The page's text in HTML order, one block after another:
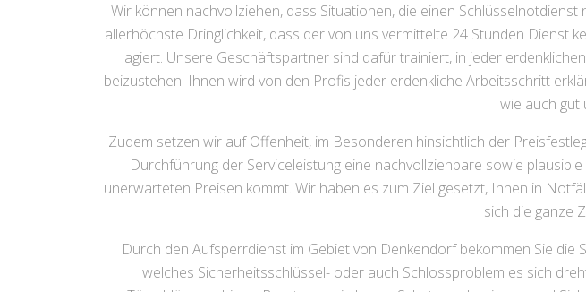
Wir können nachvollziehen, dass Situationen, die einen
allerhöchste Dringlichkeit, dass der von uns vermittelte 24 Stunden Dienst
agiert. Unsere Geschäftspartner sind dafür trainiert, in jeder
beizustehen. Ihnen wird von den Profis jeder erdenkliche Arbeitsschritt
wie auch gut
Zudem setzen wir auf Offenheit, im Besonderen hinsichtlich der
Durchführung der Serviceleistung eine nachvollziehbare sowie
unerwarteten Preisen kommt. Wir haben es zum Ziel gesetzt, Ihnen in
sich die ganze
Durch den Aufsperrdienst im Gebiet von Denkendorf bekommen Sie die
welches Sicherheitsschlüssel- oder auch Schlossproblem es sich